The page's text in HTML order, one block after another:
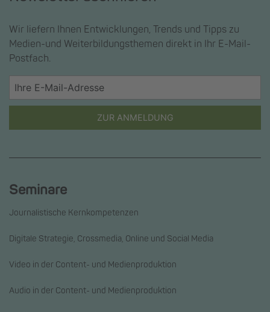
Wir liefern Ihnen Entwicklungen, Trends und Tipps zu
Medien-und Weiterbildungsthemen direkt in Ihr E-Mail-
Postfach.
ZUR ANMELDUNG
Seminare
Journalistische Kernkompetenzen
Digitale Strategie, Crossmedia, Online und Social Media
Video in der Content- und Medienproduktion
Audio in der Content- und Medienproduktion